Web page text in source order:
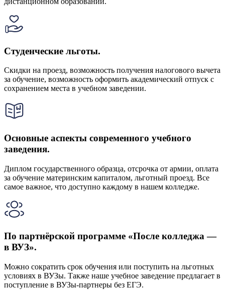
Студенческие льготы.
Скидки на проезд, возможность получения налогового вычета
за обучение, возможность оформить академический отпуск с
сохранением места в учебном заведении.
Основные аспекты современного учебного
заведения.
Диплом государственного образца, отсрочка от армии, оплата
за обучение материнским капиталом, льготный проезд. Все
самое важное, что доступно каждому в нашем колледже.
По партнёрской программе «После колледжа —
в ВУЗ».
Можно сократить срок обучения или поступить на льготных
условиях в ВУЗы. Также наше учебное заведение предлагает в
поступление в ВУЗы-партнеры без ЕГЭ.